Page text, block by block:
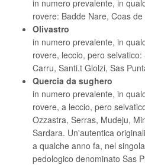
in numero prevalente, in
rovere: Badde Nare, Coas
Olivastro
in numero prevalente, in
rovere, leccio, pero
Carru, Santi.t Giolzi, Sas
Quercia da sughero
in numero prevalente, in
rovere, a leccio, pero
Ozzastra, Serras, Mudeju,
Sardara. Un'autentica
a qualche anno fa, nel
pedologico denominato Sas